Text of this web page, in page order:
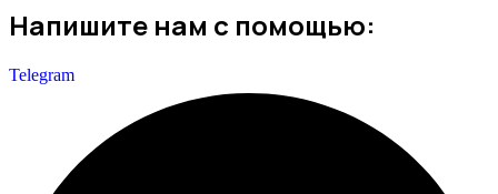
Напишите нам с помощью:
Telegram